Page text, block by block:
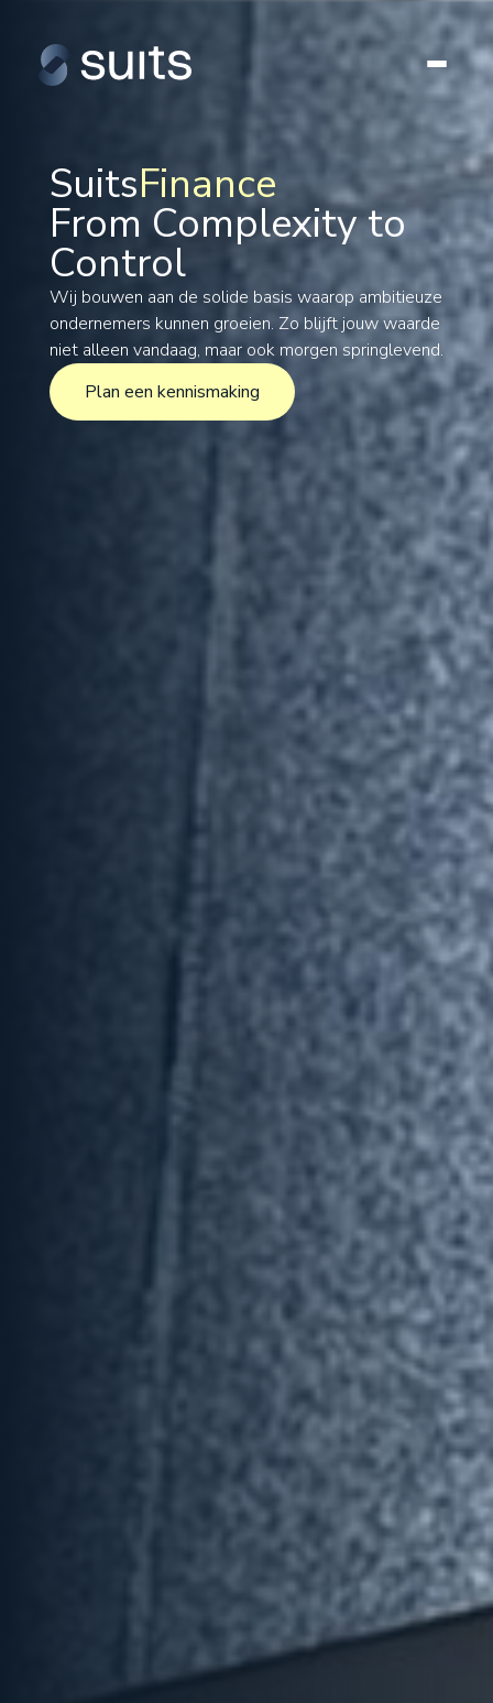
SuitsFinance
Tax
Legal
Formations
International
Projects
From Complexity to
Control
Wij bouwen aan de solide basis waarop ambitieuze
ondernemers kunnen groeien. Zo blijft jouw waarde
niet alleen vandaag, maar ook morgen springlevend.
Plan een kennismaking